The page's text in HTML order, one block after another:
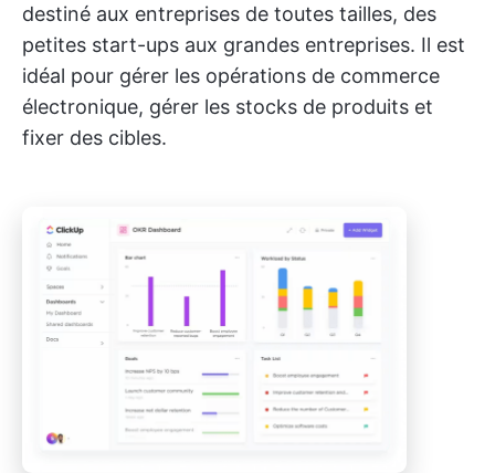
destiné aux entreprises de toutes tailles, des
petites start-ups aux grandes entreprises. Il est
idéal pour gérer les opérations de commerce
électronique, gérer les stocks de produits et
fixer des cibles.